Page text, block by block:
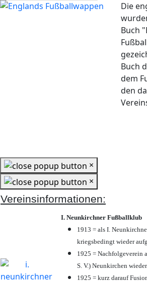
Die
Buch
Buch
dem
den
×
×
Vereinsinformationen:
I. Neunkirchner Fußballklub
1913 = als I.
kriegsbedingt wieder
1925 = Nachfolgeverein
S. V.) Neunkirchen
1925 = kurz darauf